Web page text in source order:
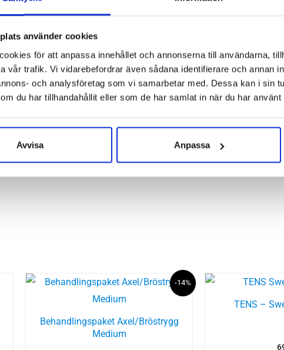
använder cookies
för att anpassa innehållet och annonserna till användarna,
vår trafik. Vi vidarebefordrar även sådana identifierare och annan
och analysföretag som vi samarbetar med. Dessa kan i sin
du har tillhandahållit eller som de har samlat in när du har använt
Avvisa Anpassa
Passar för kvinnor och män.
Kan diskret användas under dina vanliga kläder.
88% polyester, 12% elastan
i 40°C
-14%
Behandlingspaket Axel/Bröstrygg
Medium
TENS –